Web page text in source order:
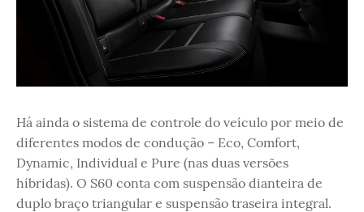
Há ainda o sistema de controle do veículo por meio de
diferentes modos de condução – Eco, Comfort,
Dynamic, Individual e Pure (nas duas versões
híbridas). O S60 conta com suspensão dianteira de
duplo braço triangular e suspensão traseira integral.